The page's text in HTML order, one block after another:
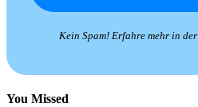
Kein Spam! Erfahre mehr in der
You Missed